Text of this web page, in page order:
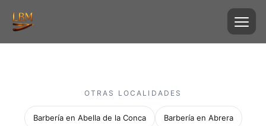
OTRAS LOCALIDADES
Barbería en Abella de la Conca Barbería en Abrera